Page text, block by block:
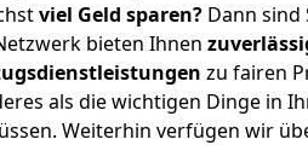
viel Geld sparen? Dann sind
bieten Ihnen
zu fairen
als die wichtigen Dinge in
Weiterhin verfügen wir